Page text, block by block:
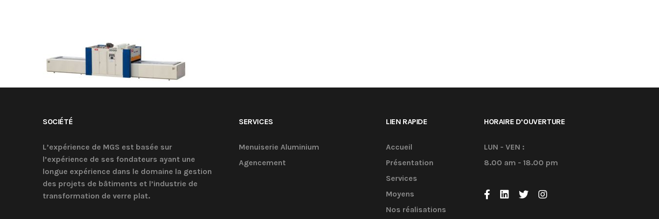
SOCIÉTÉ
L’expérience de MGS est basée sur
l’expérience de ses fondateurs ayant une
longue expérience dans le domaine la gestion
des projets de bâtiments et l’industrie de
transformation de verre plat.
SERVICES
Menuiserie Aluminium
Agencement
LIEN RAPIDE
Accueil
Présentation
Services
Moyens
Nos réalisations
HORAIRE D’OUVERTURE
LUN - VEN :
8.00 am - 18.00 pm